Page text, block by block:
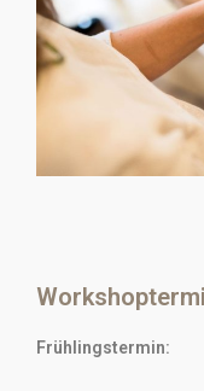
Frühlingstermin: